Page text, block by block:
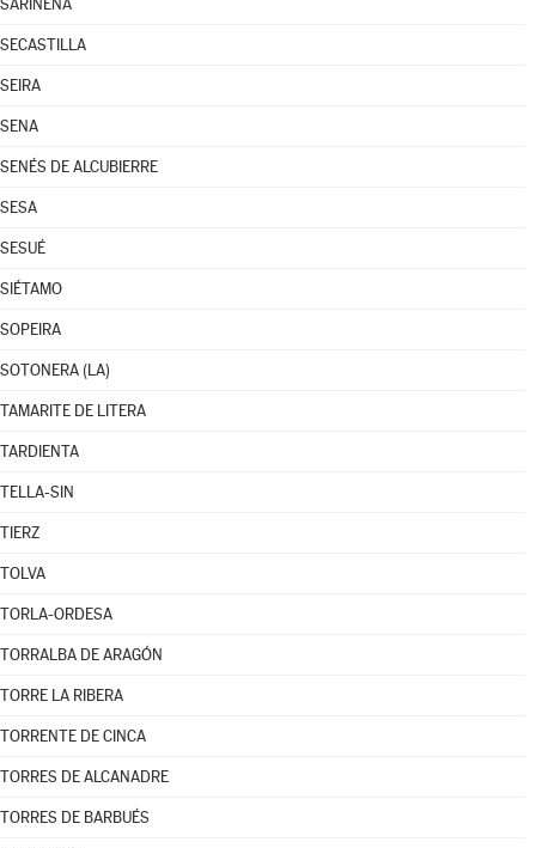
SARIÑENA
SECASTILLA
SEIRA
SENA
SENÉS DE ALCUBIERRE
SESA
SESUÉ
SIÉTAMO
SOPEIRA
SOTONERA (LA)
TAMARITE DE LITERA
TARDIENTA
TELLA-SIN
TIERZ
TOLVA
TORLA-ORDESA
TORRALBA DE ARAGÓN
TORRE LA RIBERA
TORRENTE DE CINCA
TORRES DE ALCANADRE
TORRES DE BARBUÉS